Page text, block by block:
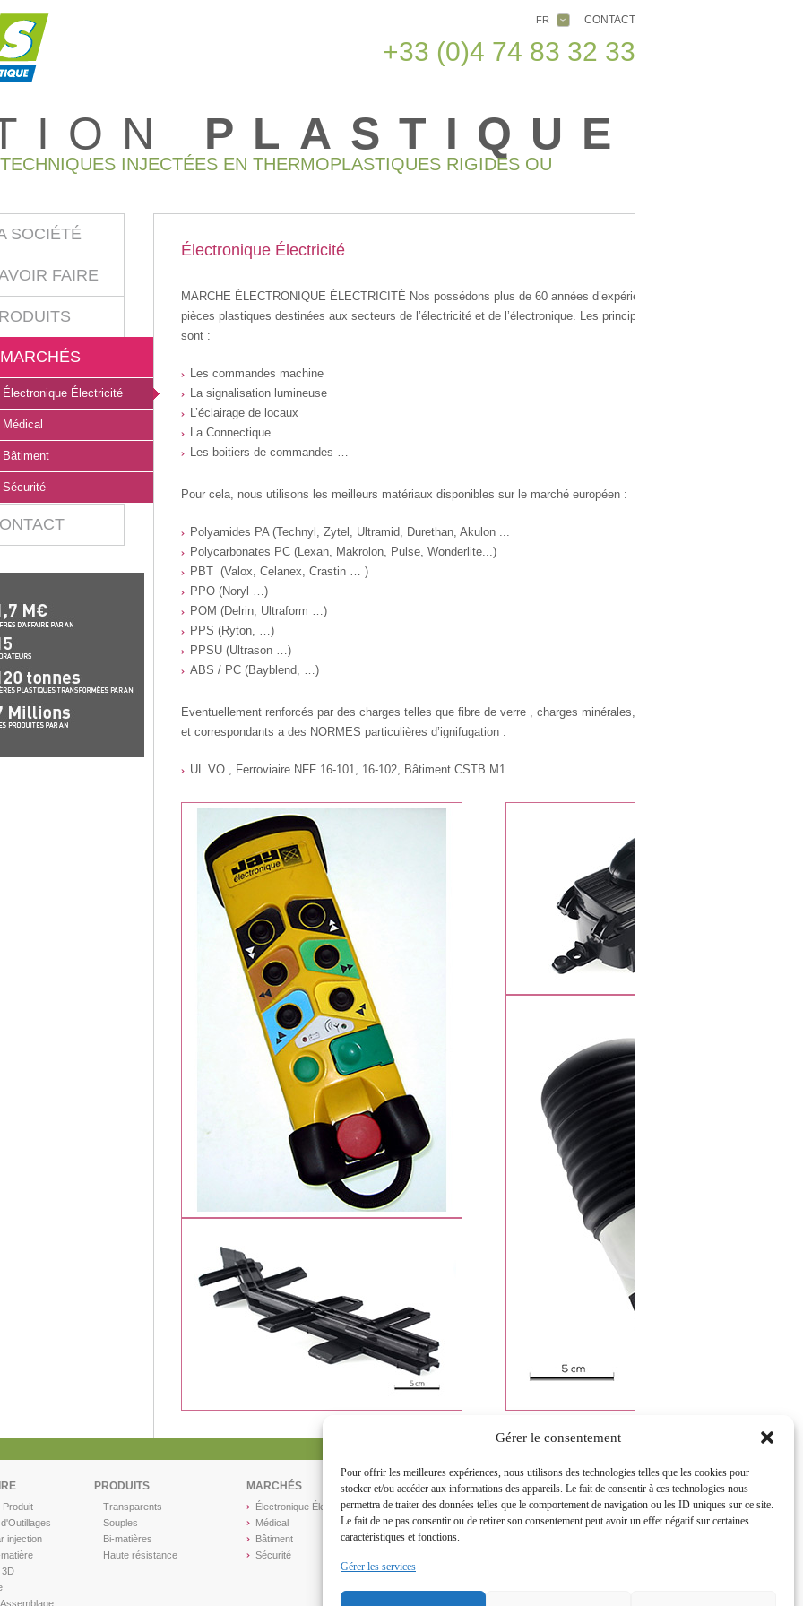
Gérer le consentement
Pour offrir les meilleures expériences, nous utilisons des technologies telles que les cookies pour
stocker et/ou accéder aux informations des appareils. Le fait de consentir à ces technologies nous
permettra de traiter des données telles que le comportement de navigation ou les ID uniques sur ce site.
Le fait de ne pas consentir ou de retirer son consentement peut avoir un effet négatif sur certaines
caractéristiques et fonctions.
Gérer les services
CONTACT
FR
+33 (0)4 74 83 32 33
PLASTIQUE
INJECTÉES EN THERMOPLASTIQUES RIGIDES OU
SOCIÉTÉ
FAIRE
MARCHÉS
Électronique Électricité
Médical
Bâtiment
Sécurité
Électronique Électricité
MARCHE ÉLECTRONIQUE ÉLECTRICITÉ Nos possédons plus de 60 années d’expérience dans la réalisation de
pièces plastiques destinées aux secteurs de l’électricité et de l’électronique. Les principaux types d’ applications
sont :
Les commandes machine
La signalisation lumineuse
L’éclairage de locaux
La Connectique
Les boitiers de commandes …
Pour cela, nous utilisons les meilleurs matériaux disponibles sur le marché européen :
Polyamides PA (Technyl, Zytel, Ultramid, Durethan, Akulon ...
Polycarbonates PC (Lexan, Makrolon, Pulse, Wonderlite...)
PBT (Valox, Celanex, Crastin … )
PPO (Noryl …)
POM (Delrin, Ultraform …)
PPS (Ryton, …)
PPSU (Ultrason …)
ABS / PC (Bayblend, …)
Eventuellement renforcés par des charges telles que fibre de verre , charges minérales, Silicone, téflon, molybdène,
et correspondants a des NORMES particulières d’ignifugation :
UL VO , Ferroviaire NFF 16-101, 16-102, Bâtiment CSTB M1 …
injection
PRODUITS
Transparents
Souples
Bi-matières
Haute résistance
MARCHÉS
Électronique Électricité
Médical
Bâtiment
Sécurité
CONTACT
Nous écrire
Plan d'accès
Recrutements